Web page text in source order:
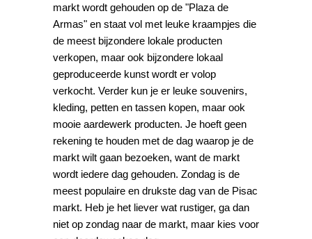
markt wordt gehouden op de "Plaza de
Armas" en staat vol met leuke kraampjes die
de meest bijzondere lokale producten
verkopen, maar ook bijzondere lokaal
geproduceerde kunst wordt er volop
verkocht. Verder kun je er leuke souvenirs,
kleding, petten en tassen kopen, maar ook
mooie aardewerk producten. Je hoeft geen
rekening te houden met de dag waarop je de
markt wilt gaan bezoeken, want de markt
wordt iedere dag gehouden. Zondag is de
meest populaire en drukste dag van de Pisac
markt. Heb je het liever wat rustiger, ga dan
niet op zondag naar de markt, maar kies voor